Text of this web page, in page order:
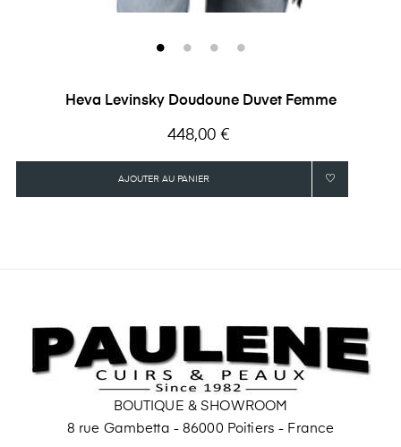
Heva Levinsky Doudoune Duvet Femme
Prix
448,00 €
AJOUTER AU PANIER
BOUTIQUE & SHOWROOM
8 rue Gambetta - 86000 Poitiers - France